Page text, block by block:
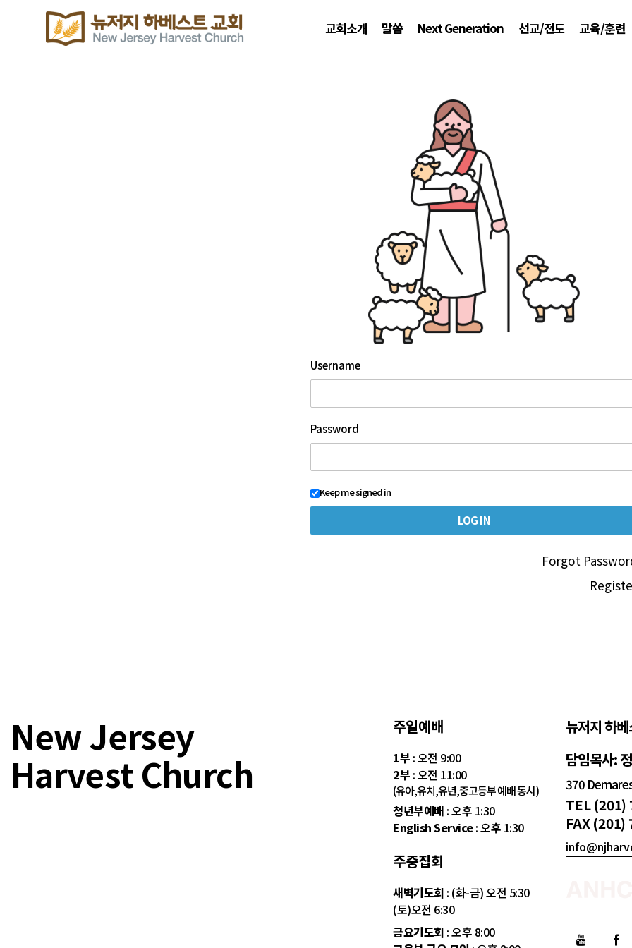
교회소개 말씀 Next Generation 선교/전도 교육/훈련
Username
Password
Keep me signed in
Forgot
New Jersey
Harvest Church
주일예배
1부 : 오전 9:00
2부 : 오전 11:00
(유아,유치,유년,중고등부 예배 동시)
청년부예배 : 오후 1:30
English Service: 오후 1:30
주중집회
새벽기도회 : (화-금) 오전 5:30
(토)오전 6:30
금요기도회 : 오후 8:00
뉴저지 하
담임목사:
370
TEL (201)
FAX (201)